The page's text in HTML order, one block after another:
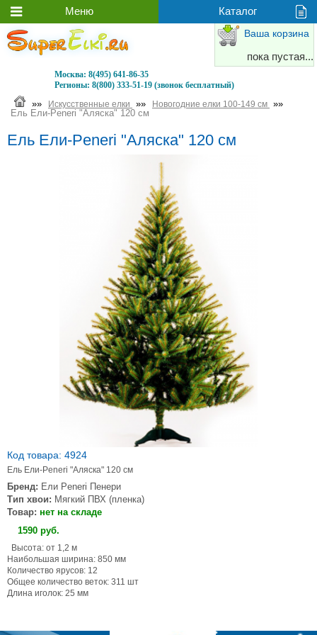
Москва: 8(495) 641-86-35
Регионы: 8(800) 333-51-19 (звонок бесплатный)
Ваша корзина
пока пустая...
»» Искусственные елки »» Новогодние елки 100-149 см »»
Ель Ели-Peneri "Аляска" 120 см
Ель Ели-Peneri "Аляска" 120 см
Код товара: 4924
Ель Ели-Peneri "Аляска" 120 см
Бренд: Ели Peneri Пенери
Тип хвои: Мягкий ПВХ (пленка)
Товар: нет на складе
1590 руб.
Высота: от 1,2 м
Наибольшая ширина: 850 мм
Количество ярусов: 12
Общее количество веток: 311 шт
Длина иголок: 25 мм